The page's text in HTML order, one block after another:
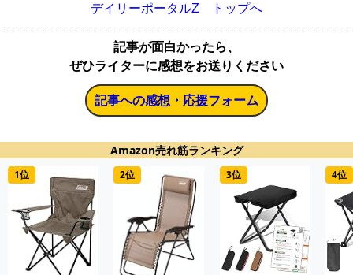
デイリーポータルZ トップへ
記事が面白かったら、
ぜひライターに感想をお送りください
記事への感想・応援フォーム
Amazon売れ筋ランキング
1位 2位 3位 4位